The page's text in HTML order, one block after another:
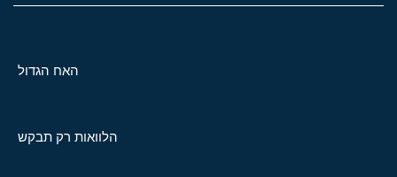
האח הגדול
הלוואות רק תבקש